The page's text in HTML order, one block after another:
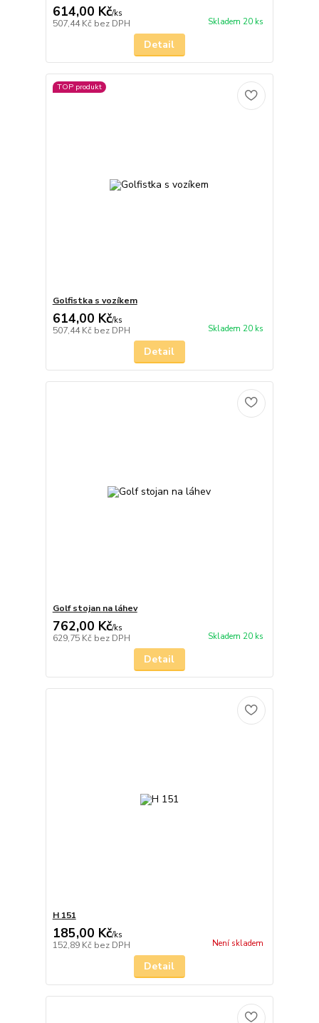
614,00 Kč/ks
507,44 Kč bez DPH Skladem 20 ks
Detail
TOP produkt
Golfistka s vozíkem
614,00 Kč/ks
507,44 Kč bez DPH Skladem 20 ks
Detail
Golf stojan na láhev
762,00 Kč/ks
629,75 Kč bez DPH Skladem 20 ks
Detail
H 151
185,00 Kč/ks
152,89 Kč bez DPH Není skladem
Detail